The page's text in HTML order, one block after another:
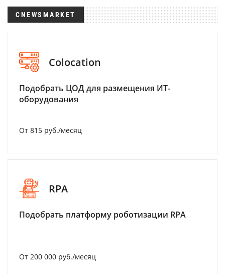
CNEWSMARKET
Colocation
Подобрать ЦОД для размещения ИТ-
оборудования
От 815 руб./месяц
RPA
Подобрать платформу роботизации RPA
От 200 000 руб./месяц